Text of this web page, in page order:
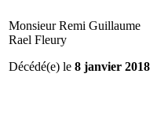
Monsieur Remi Guillaume
Rael Fleury
Décédé(e) le 8 janvier 2018